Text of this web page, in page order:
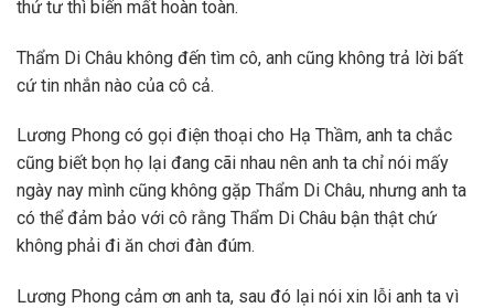
thứ tư thì biến mất hoàn toàn.
Thẩm Di Châu không đến tìm cô, anh cũng không trả lời bất
cứ tin nhắn nào của cô cả.
Lương Phong có gọi điện thoại cho Hạ Thầm, anh ta chắc
cũng biết bọn họ lại đang cãi nhau nên anh ta chỉ nói mấy
ngày nay mình cũng không gặp Thẩm Di Châu, nhưng anh ta
có thể đảm bảo với cô rằng Thẩm Di Châu bận thật chứ
không phải đi ăn chơi đàn đúm.
Lương Phong cảm ơn anh ta, sau đó lại nói xin lỗi anh ta vì